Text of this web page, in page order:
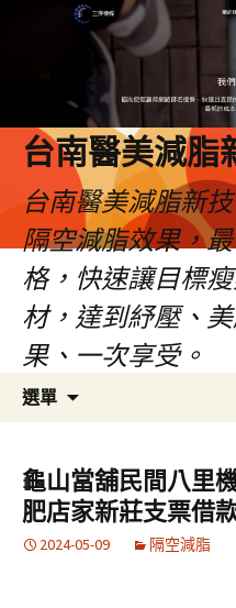
台南醫美減脂
台南醫美減脂新
隔空減脂效果，
格，快速讓目標
材，達到紓壓、
果、一次享受。
選單
容
龜山當舖民間八里
肥店家新莊支票借
2024-05-09 隔空減脂